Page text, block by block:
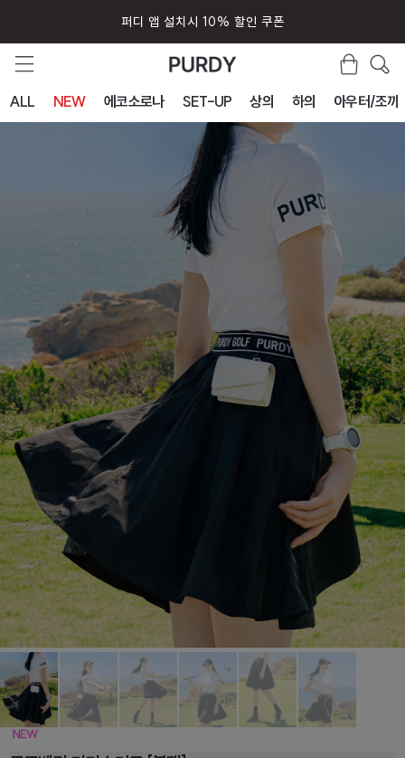
퍼디 앱 설치시 10% 할인 쿠폰
ALL NEW 에코소로나 SET-UP 상의 하의 아우터/조끼